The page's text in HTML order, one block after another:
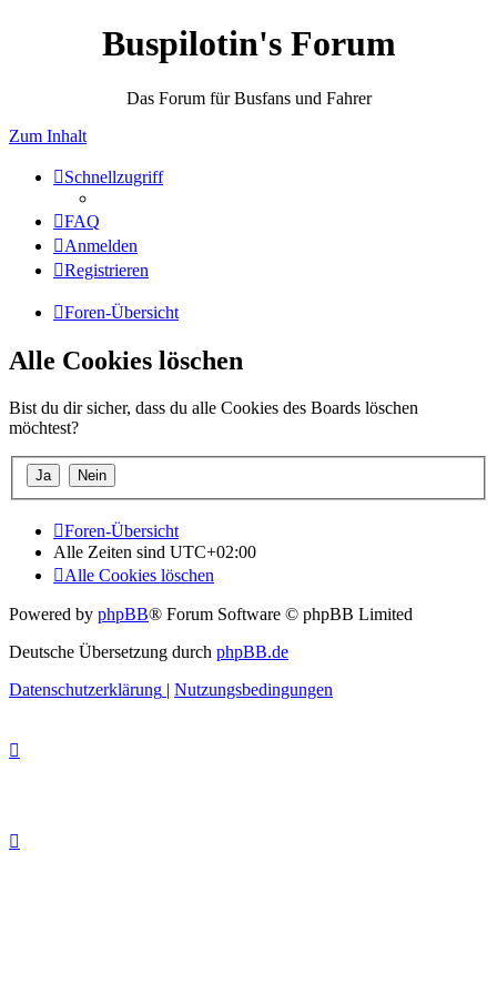
Buspilotin's Forum
Das Forum für Busfans und Fahrer
Zum Inhalt
Schnellzugriff
FAQ
Anmelden
Registrieren
Foren-Übersicht
Alle Cookies löschen
Bist du dir sicher, dass du alle Cookies des Boards löschen
möchtest?
Foren-Übersicht
Alle Zeiten sind UTC+02:00
Alle Cookies löschen
Powered by phpBB® Forum Software © phpBB Limited
Deutsche Übersetzung durch phpBB.de
Datenschutzerklärung | Nutzungsbedingungen